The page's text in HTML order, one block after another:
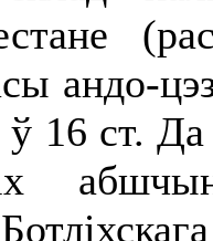
андо-
ў 16 ст.